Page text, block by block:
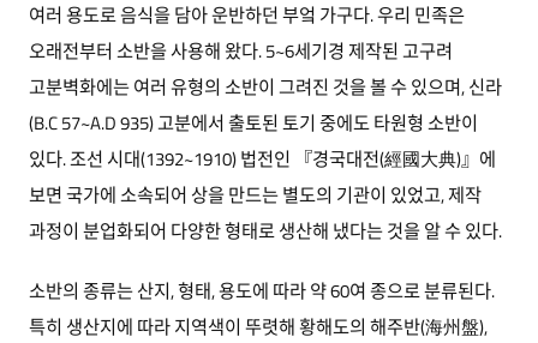
여러 용도로 음식을 담아 운반하던 부엌 가구다. 우리 민족은
오래전부터 소반을 사용해 왔다. 5~6세기경 제작된 고구려
고분벽화에는 여러 유형의 소반이 그려진 것을 볼 수 있으며, 신라
(B.C 57~A.D 935) 고분에서 출토된 토기 중에도 타원형 소반이
있다. 조선 시대(1392~1910) 법전인 『경국대전(經國大典)』에
보면 국가에 소속되어 상을 만드는 별도의 기관이 있었고, 제작
과정이 분업화되어 다양한 형태로 생산해 냈다는 것을 알 수 있다.
소반의 종류는 산지, 형태, 용도에 따라 약 60여 종으로 분류된다.
특히 생산지에 따라 지역색이 뚜렷해 황해도의 해주반(海州盤),